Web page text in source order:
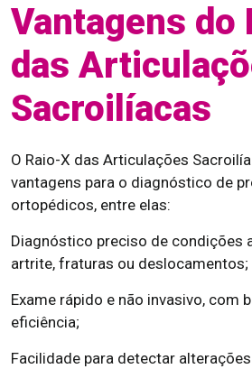
Vantagens do
das
Sacroilíacas
O Raio-X das Articulações
vantagens para o diagnóstico de
ortopédicos, entre elas:
Diagnóstico preciso de condições
artrite, fraturas ou deslocamentos;
Exame rápido e não invasivo, com
eficiência;
Facilidade para detectar